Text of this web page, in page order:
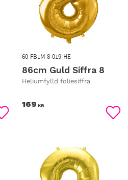
Lägg till i favoriter
86cm Guld Siffra 8
Heliumfylld foliesiffra
60-FB1M-8-019-HE
169 KR